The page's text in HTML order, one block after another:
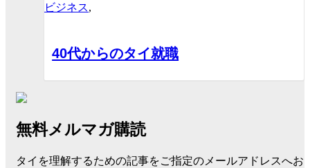
ビジネス,
40代からのタイ就職
無料メルマガ購読
タイを理解するための記事をご指定のメールアドレスへお